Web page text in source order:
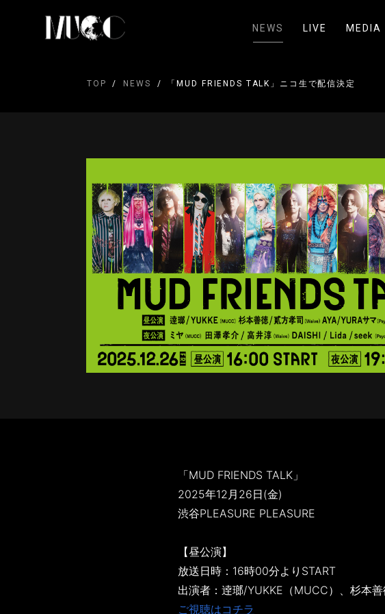
NEWS LIVE MEDIA
TOP NEWS 「MUD FRIENDS TALK」ニコ生で配信決定
「MUD FRIENDS TALK」
2025年12月26日(金)
渋谷PLEASURE PLEASURE
【昼公演】
放送日時：16時00分よりSTART
出演者：逹瑯/YUKKE（MUCC）、杉本
ご視聴はコチラ